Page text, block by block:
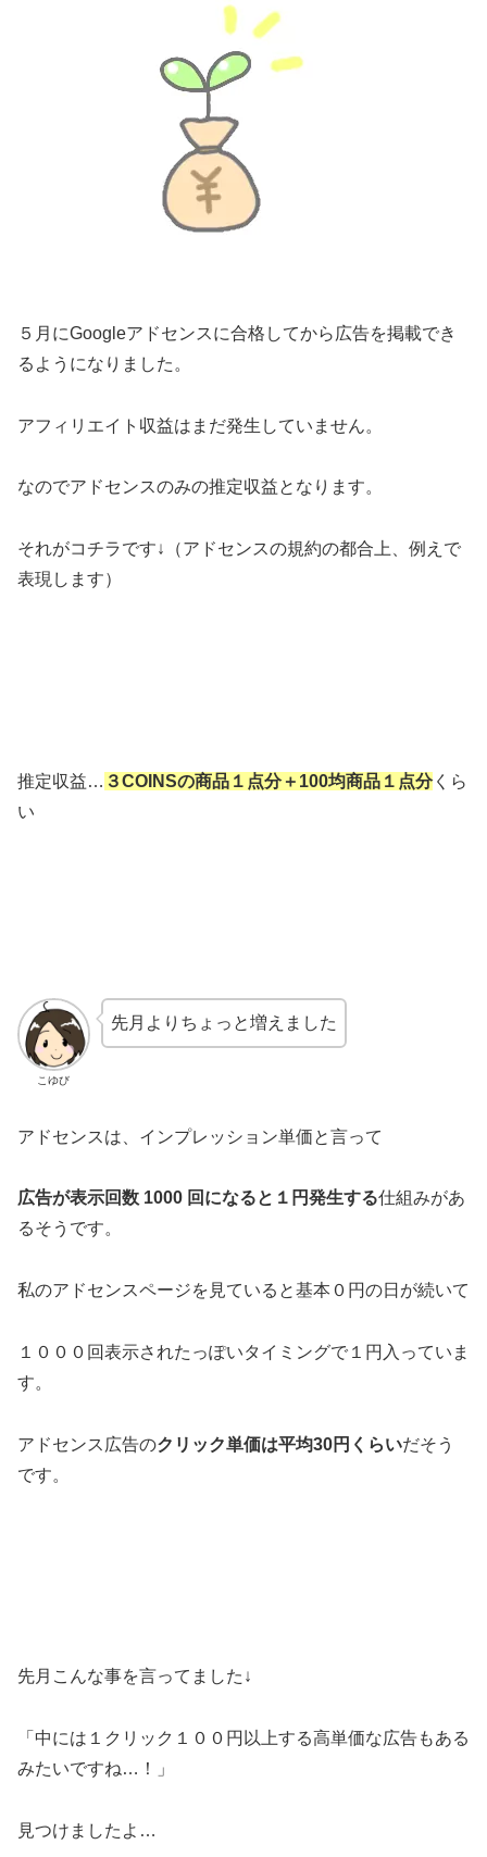
５月にGoogleアドセンスに合格してから広告を掲載でき
るようになりました。
アフィリエイト収益はまだ発生していません。
なのでアドセンスのみの推定収益となります。
それがコチラです↓（アドセンスの規約の都合上、例えで
表現します）
推定収益… ３COINSの商品１点分＋100均商品１点分くら
い
こゆび
先月よりちょっと増えました
アドセンスは、インプレッション単価と言って
広告が表示回数 1000 回になると１円発生する仕組みがあ
るそうです。
私のアドセンスページを見ていると基本０円の日が続いて
１０００回表示されたっぽいタイミングで１円入っていま
す。
アドセンス広告のクリック単価は平均30円くらいだそう
です。
先月こんな事を言ってました↓
「中には１クリック１００円以上する高単価な広告もある
みたいですね…！」
見つけましたよ…